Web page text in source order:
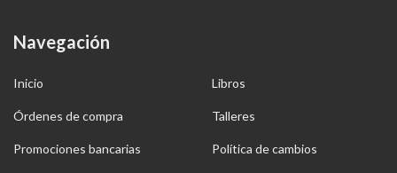
Navegación
Inicio Libros
Órdenes de compra Talleres
Promociones bancarias Política de cambios